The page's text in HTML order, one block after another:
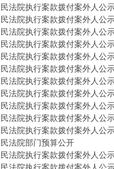
法院执行案款拨付案外人公
法院执行案款拨付案外人公
法院执行案款拨付案外人公
法院执行案款拨付案外人公
法院执行案款拨付案外人公
法院执行案款拨付案外人公
法院执行案款拨付案外人公
法院执行案款拨付案外人公
法院执行案款拨付案外人公
法院执行案款拨付案外人公
法院执行案款拨付案外人公
法院部门预算公开
法院执行案款拨付案外人公